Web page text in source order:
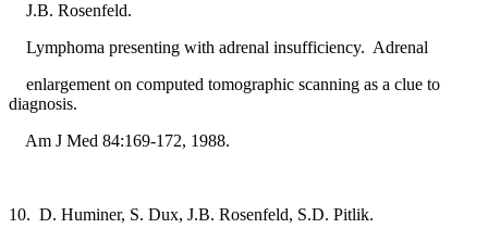
J.B. Rosenfeld.
Lymphoma presenting with adrenal insufficiency. Adrenal
enlargement on computed tomographic scanning as a clue to
diagnosis.
Am J Med 84:169-172, 1988.
10. D. Huminer, S. Dux, J.B. Rosenfeld, S.D. Pitlik.